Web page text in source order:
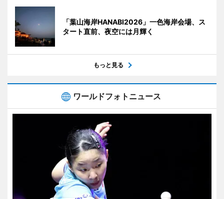
「葉山海岸HANABI2026」一色海岸会場、ス
タート直前、夜空には月輝く
もっと見る
ワールドフォトニュース